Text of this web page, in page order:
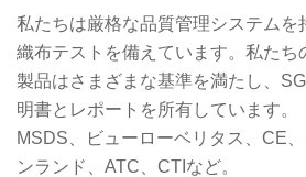
私たちは厳格な品質管理システムを
織布テストを備えています。私たち
製品はさまざまな基準を満たし、
明書とレポートを所有しています。
MSDS、ビューローベリタス、CE
ンランド、ATC、CTIなど。